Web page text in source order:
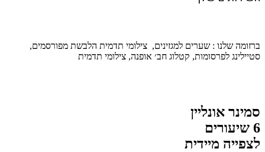
ברזומה שלנו : שערים למגזינים, צילומי תדמית הלבשת מפורסמים,
סטיילינג לפרסומות, קטלוג חב׳ אופנה, צילומי תדמית
סמינר אונליין
6 שיעורים
לצפייה מיידית